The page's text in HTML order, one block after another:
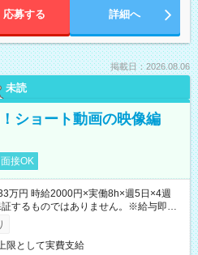
応募する 詳細へ
掲載日：2026.08.06
未読
ショート動画の映像編
接OK
円 時給2000円×実働8h×週5日×4週
するものではありません。※給与即受
用条件有）
限として実費支給